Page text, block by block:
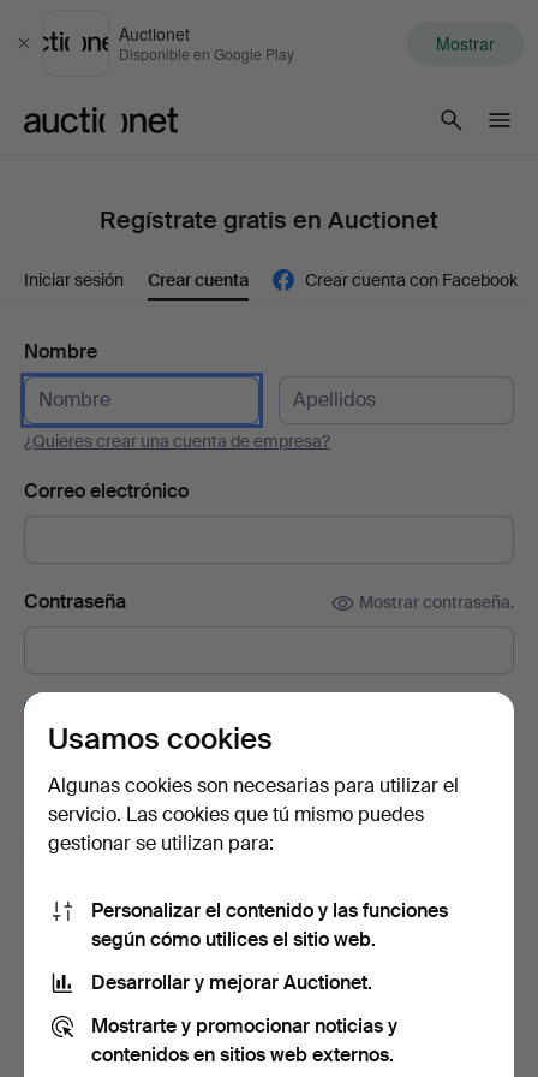
Cerrar
Auctionet
Disponible en Google Play Mostrar
Regístrate gratis en Auctionet
Iniciar sesión Crear cuenta Crear cuenta con Facebook
Nombre
¿Quieres crear una cuenta de empresa?
Correo electrónico
Contraseña Mostrar contraseña.
En ella encontrarás consejos de nuestros expertos, lotes
seleccionados e inspiración. Y si cambias de opinión, puedes
darte de baja muy fácilmente.
Soy mayor de 18 años y acepto los
de privacidad.
Crear cuenta
Usamos cookies
Algunas cookies son necesarias para utilizar el
servicio. Las cookies que tú mismo puedes
gestionar se utilizan para:
Personalizar el contenido y las funciones
según cómo utilices el sitio web.
Desarrollar y mejorar Auctionet.
Mostrarte y promocionar noticias y
contenidos en sitios web externos.